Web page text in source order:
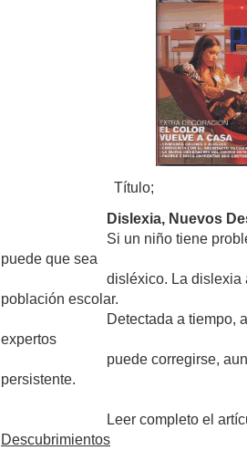
Título;
Dislexia, Nuevos
Si un niño tiene problemas
puede que sea
disléxico. La dislexia afecta
población escolar.
Detectada a tiempo, antes
expertos
puede corregirse, aunque
persistente.
Leer completo el
Descubrimientos